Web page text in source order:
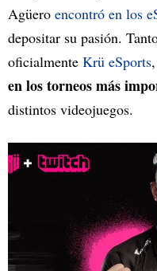
Agüero encontró en los
depositar su pasión.
oficialmente Krü eSports
en los torneos más
distintos videojuegos.